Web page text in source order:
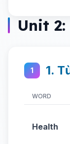
Unit
1 1.
WORD
Health